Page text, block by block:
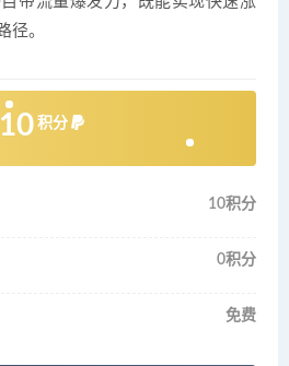
径。
10 积分
10积分
0积分
免费